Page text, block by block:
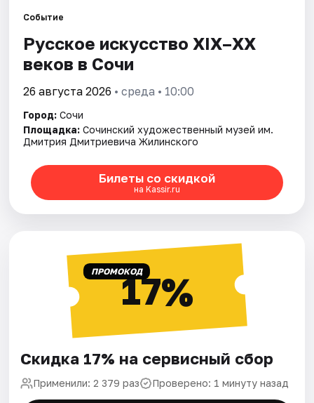
Событие
Русское искусство XIX–XX
веков в Сочи
26 августа 2026 • среда • 10:00
Город: Сочи
Площадка: Сочинский художественный музей им.
Дмитрия Дмитриевича Жилинского
Билеты со скидкой
на Kassir.ru
ПРОМОКОД17%
Скидка 17% на сервисный сбор
Применили: 2 379 раз Проверено: 1 минуту назад